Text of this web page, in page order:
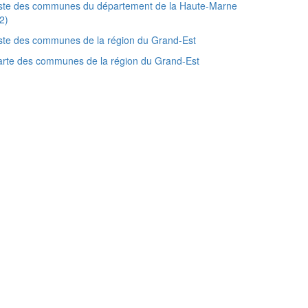
des communes du département de la Haute-Marne
des communes de la région du Grand-Est
des communes de la région du Grand-Est